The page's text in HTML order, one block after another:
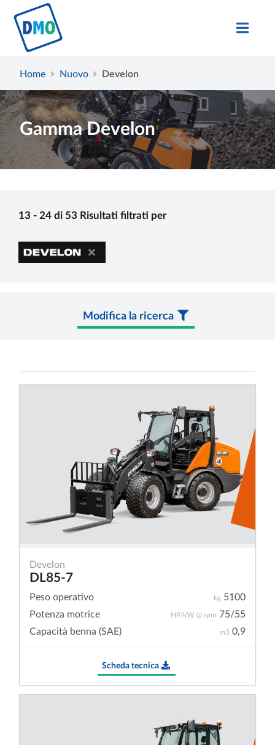
Home Nuovo Develon
Gamma Develon
13 - 24 di 53 Risultati filtrati per
Modifica la ricerca
Develon
DL85-7
kg 5100
Peso operativo
HP/kW @ rpm 75/55
Potenza motrice
m3 0,9
Capacità benna (SAE)
Scheda tecnica